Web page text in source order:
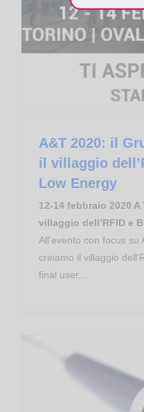
A&T 2020: il
il villaggio
Low Energy
12-14 febbraio 2020
villaggio dell’RFID e
All'evento con focus su
creiamo il villaggio
final user...